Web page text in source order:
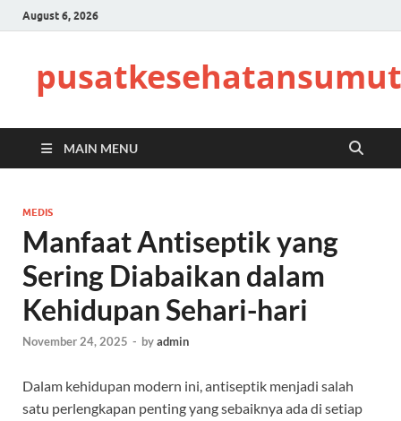
August 6, 2026
MAIN MENU
MEDIS
Manfaat Antiseptik yang
Sering Diabaikan dalam
Kehidupan Sehari-hari
November 24, 2025 - byadmin
Dalam kehidupan modern ini, antiseptik menjadi salah
satu perlengkapan penting yang sebaiknya ada di setiap